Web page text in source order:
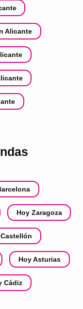
Alicante
Hoy Zaragoza
Hoy Asturias
Cádiz